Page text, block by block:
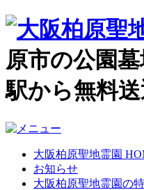
原市の公園墓
駅から無料
大阪柏原聖地霊園
お知らせ
大阪柏原聖地霊園の